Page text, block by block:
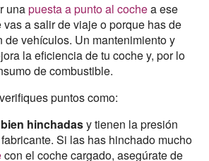
unapuesta a punto al cochea ese
vas a salir de viaje o porque has de
de vehículos. Un mantenimiento y
la eficiencia de tu coche y, por lo
de combustible.
puntos como:
hinchadasy tienen la presión
Si las has hinchado mucho
con el coche cargado, asegúrate de